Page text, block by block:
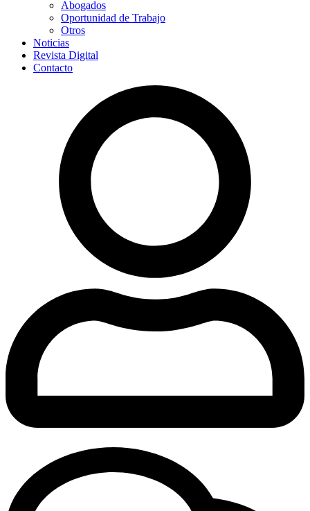
Abogados
Oportunidad de Trabajo
Otros
Noticias
Revista Digital
Contacto